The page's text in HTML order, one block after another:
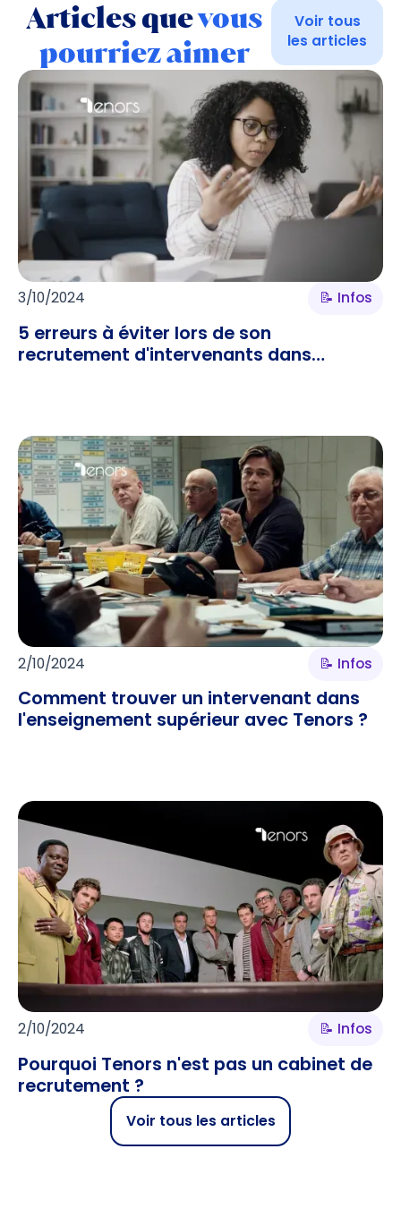
Articles quevous
pourriez aimer
Voir tous
les articles
3/10/2024 📝 Infos
5 erreurs à éviter lors de son
recrutement d'intervenants dans
2/10/2024 📝 Infos
Comment trouver un intervenant dans
l'enseignement supérieur avec Tenors ?
2/10/2024 📝 Infos
Pourquoi Tenors n'est pas un cabinet de
recrutement ?
Voir tous les articles